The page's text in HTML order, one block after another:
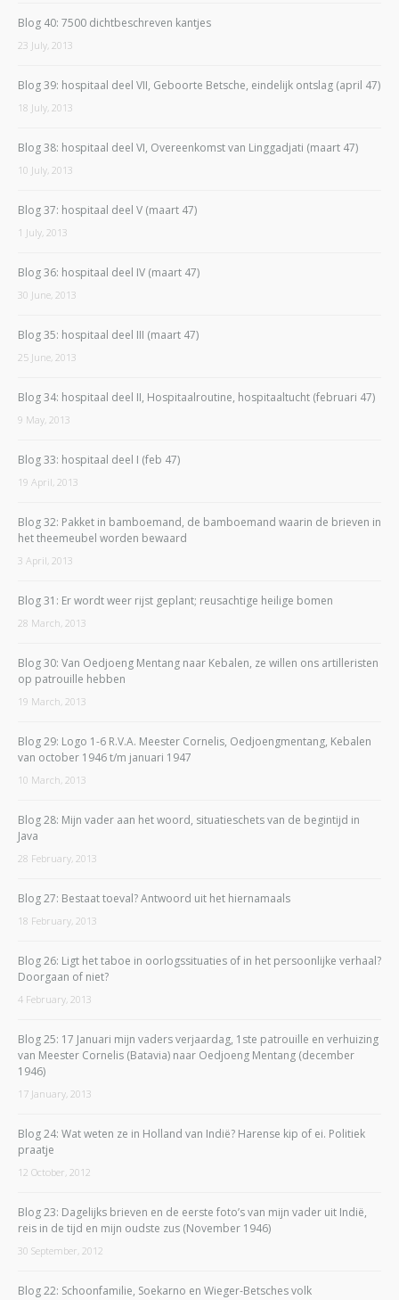
Blog 40: 7500 dichtbeschreven kantjes
23 July, 2013
Blog 39: hospitaal deel VII, Geboorte Betsche, eindelijk ontslag (april 47)
18 July, 2013
Blog 38: hospitaal deel VI, Overeenkomst van Linggadjati (maart 47)
10 July, 2013
Blog 37: hospitaal deel V (maart 47)
1 July, 2013
Blog 36: hospitaal deel IV (maart 47)
30 June, 2013
Blog 35: hospitaal deel III (maart 47)
25 June, 2013
Blog 34: hospitaal deel II, Hospitaalroutine, hospitaaltucht (februari 47)
9 May, 2013
Blog 33: hospitaal deel I (feb 47)
19 April, 2013
Blog 32: Pakket in bamboemand, de bamboemand waarin de brieven in
het theemeubel worden bewaard
3 April, 2013
Blog 31: Er wordt weer rijst geplant; reusachtige heilige bomen
28 March, 2013
Blog 30: Van Oedjoeng Mentang naar Kebalen, ze willen ons artilleristen
op patrouille hebben
19 March, 2013
Blog 29: Logo 1-6 R.V.A. Meester Cornelis, Oedjoengmentang, Kebalen
van october 1946 t/m januari 1947
10 March, 2013
Blog 28: Mijn vader aan het woord, situatieschets van de begintijd in
Java
28 February, 2013
Blog 27: Bestaat toeval? Antwoord uit het hiernamaals
18 February, 2013
Blog 26: Ligt het taboe in oorlogssituaties of in het persoonlijke verhaal?
Doorgaan of niet?
4 February, 2013
Blog 25: 17 Januari mijn vaders verjaardag, 1ste patrouille en verhuizing
van Meester Cornelis (Batavia) naar Oedjoeng Mentang (december
1946)
17 January, 2013
Blog 24: Wat weten ze in Holland van Indië? Harense kip of ei. Politiek
praatje
12 October, 2012
Blog 23: Dagelijks brieven en de eerste foto’s van mijn vader uit Indië,
reis in de tijd en mijn oudste zus (November 1946)
30 September, 2012
Blog 22: Schoonfamilie, Soekarno en Wieger-Betsches volk